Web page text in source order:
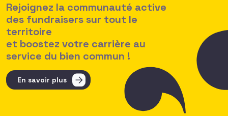
Rejoignez la communauté active
des fundraisers sur tout le
territoire
et boostez votre carrière au
service du bien commun !
En savoir plus